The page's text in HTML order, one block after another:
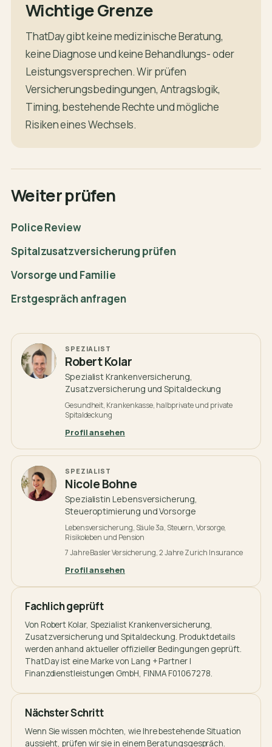
Wichtige Grenze
ThatDay gibt keine medizinische Beratung,
keine Diagnose und keine Behandlungs- oder
Leistungsversprechen. Wir prüfen
Versicherungsbedingungen, Antragslogik,
Timing, bestehende Rechte und mögliche
Risiken eines Wechsels.
Weiter prüfen
Police Review
Spitalzusatzversicherung prüfen
Vorsorge und Familie
Erstgespräch anfragen
SPEZIALIST
Robert Kolar
Spezialist Krankenversicherung,
Zusatzversicherung und Spitaldeckung
Gesundheit, Krankenkasse, halbprivate und private
Spitaldeckung
Profil ansehen
SPEZIALIST
Nicole Bohne
Spezialistin Lebensversicherung,
Steueroptimierung und Vorsorge
Lebensversicherung, Säule 3a, Steuern, Vorsorge,
Risikoleben und Pension
7 Jahre Basler Versicherung, 2 Jahre Zurich Insurance
Profil ansehen
Fachlich geprüft
Von Robert Kolar, Spezialist Krankenversicherung,
Zusatzversicherung und Spitaldeckung. Produktdetails
werden anhand aktueller offizieller Bedingungen geprüft.
ThatDay ist eine Marke von Lang + Partner |
Finanzdienstleistungen GmbH, FINMA F01067278.
Nächster Schritt
Wenn Sie wissen möchten, wie Ihre bestehende Situation
aussieht, prüfen wir sie in einem Beratungsgespräch.